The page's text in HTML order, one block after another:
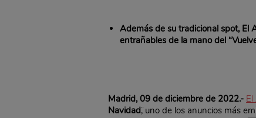
Además de su tradicional spot, El
entrañables de la mano del
Madrid, 09 de diciembre de 2022.-
Navidad¨, uno de los anuncios más